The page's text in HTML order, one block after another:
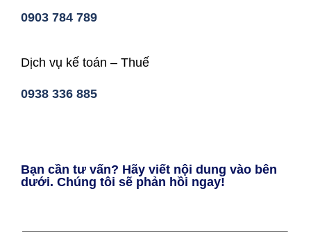
0903 784 789
Dịch vụ kế toán – Thuế
0938 336 885
Bạn cần tư vấn? Hãy viết nội dung vào bên
dưới. Chúng tôi sẽ phản hồi ngay!